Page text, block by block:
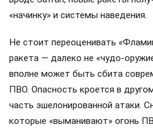
«начинку» и системы наведения.
Не стоит переоценивать
ракета — далеко не «чудо-
вполне может быть сбита
ПВО. Опасность кроется в
часть эшелонированной атаки.
которые «выманивают» огонь